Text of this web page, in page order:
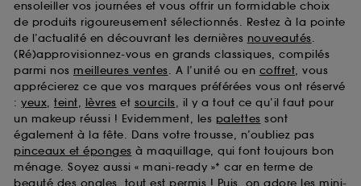
ensoleiller vos journées et vous offrir un formidable choix
de produits rigoureusement sélectionnés. Restez à la pointe
de l’actualité en découvrant les dernières nouveautés.
(Ré)approvisionnez-vous en grands classiques, compilés
parmi nos meilleures ventes. A l’unité ou en coffret, vous
apprécierez ce que vos marques préférées vous ont réservé
: yeux, teint, lèvres et sourcils, il y a tout ce qu’il faut pour
un makeup réussi ! Evidemment, les palettes sont
également à la fête. Dans votre trousse, n’oubliez pas
pinceaux et éponges à maquillage, qui font toujours bon
ménage. Soyez aussi « mani-ready »* car en terme de